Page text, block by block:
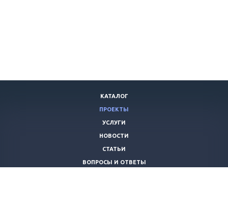
КАТАЛОГ
ПРОЕКТЫ
УСЛУГИ
НОВОСТИ
СТАТЬИ
ВОПРОСЫ И ОТВЕТЫ